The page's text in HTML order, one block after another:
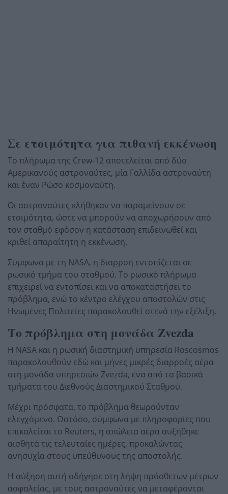
Σε ετοιμότητα για πιθανή εκκένωση
Το πλήρωμα της Crew-12 αποτελείται από δύο
Αμερικανούς αστροναύτες, μία Γαλλίδα αστροναύτη
και έναν Ρώσο κοσμοναύτη.
Οι αστροναύτες κλήθηκαν να παραμείνουν σε
ετοιμότητα, ώστε να μπορούν να αποχωρήσουν από
τον σταθμό εφόσον η κατάσταση επιδεινωθεί και
κριθεί απαραίτητη η εκκένωση.
Σύμφωνα με τη NASA, η διαρροή εντοπίζεται σε
ρωσικό τμήμα του σταθμού. Το ρωσικό πλήρωμα
επιχειρεί να εντοπίσει και να αποκαταστήσει το
πρόβλημα, ενώ το κέντρο ελέγχου αποστολών στις
Ηνωμένες Πολιτείες παρακολουθεί στενά την εξέλιξη.
Το πρόβλημα στη μονάδα Zvezda
Η NASA και η ρωσική διαστημική υπηρεσία Roscosmos
παρακολουθούν εδώ και μήνες μικρές διαρροές αέρα
στη μονάδα υπηρεσιών Zvezda, ένα από τα βασικά
τμήματα του Διεθνούς Διαστημικού Σταθμού.
Μέχρι πρόσφατα, το πρόβλημα θεωρούνταν
ελεγχόμενο. Ωστόσο, σύμφωνα με πληροφορίες που
επικαλείται το Reuters, η απώλεια αέρα αυξήθηκε
αισθητά τις τελευταίες ημέρες, προκαλώντας
ανησυχία στους υπεύθυνους της αποστολής.
Η αύξηση αυτή οδήγησε στη λήψη πρόσθετων μέτρων
ασφαλείας, με τους αστροναύτες να μεταφέρονται